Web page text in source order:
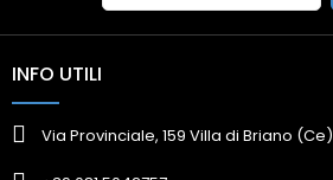
INFO UTILI
Via Provinciale, 159 Villa di Briano (Ce)